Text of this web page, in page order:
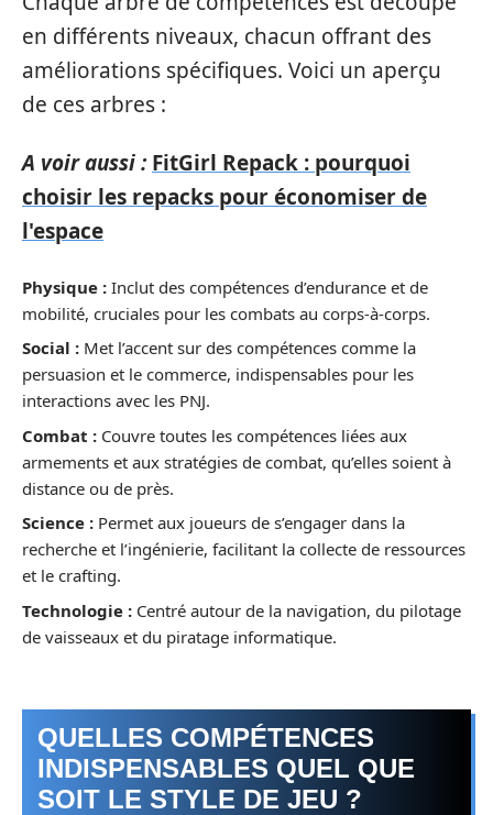
en différents niveaux, chacun offrant des
améliorations spécifiques. Voici un aperçu
de ces arbres :
A voir aussi : FitGirl Repack : pourquoi
choisir les repacks pour économiser de
l'espace
Physique : Inclut des compétences d’endurance et de
mobilité, cruciales pour les combats au corps-à-corps.
Social : Met l’accent sur des compétences comme la
persuasion et le commerce, indispensables pour les
interactions avec les PNJ.
Combat : Couvre toutes les compétences liées aux
armements et aux stratégies de combat, qu’elles soient à
distance ou de près.
Science : Permet aux joueurs de s’engager dans la
recherche et l’ingénierie, facilitant la collecte de ressources
et le crafting.
Technologie : Centré autour de la navigation, du pilotage
de vaisseaux et du piratage informatique.
QUELLES COMPÉTENCES
INDISPENSABLES QUEL QUE
SOIT LE STYLE DE JEU ?